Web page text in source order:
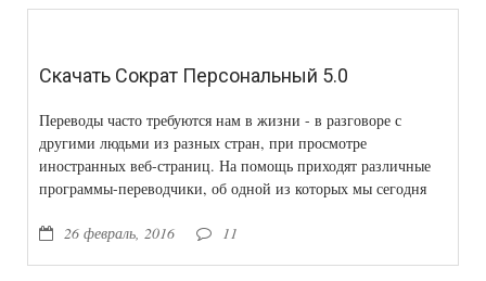
Скачать Сократ Персональный 5.0
Переводы часто требуются нам в жизни - в разговоре с
другими людьми из разных стран, при просмотре
иностранных веб-страниц. На помощь приходят различные
программы-переводчики, об одной из которых мы сегодня
26 февраль, 2016
11